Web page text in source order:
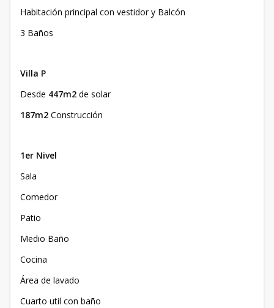
Habitación principal con vestidor y Balcón
3 Baños
Villa P
Desde 447m2 de solar
187m2 Construcción
1er Nivel
Sala
Comedor
Patio
Medio Baño
Cocina
Área de lavado
Cuarto util con baño